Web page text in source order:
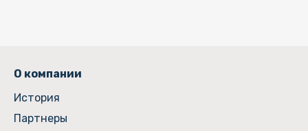
О компании
История
Партнеры